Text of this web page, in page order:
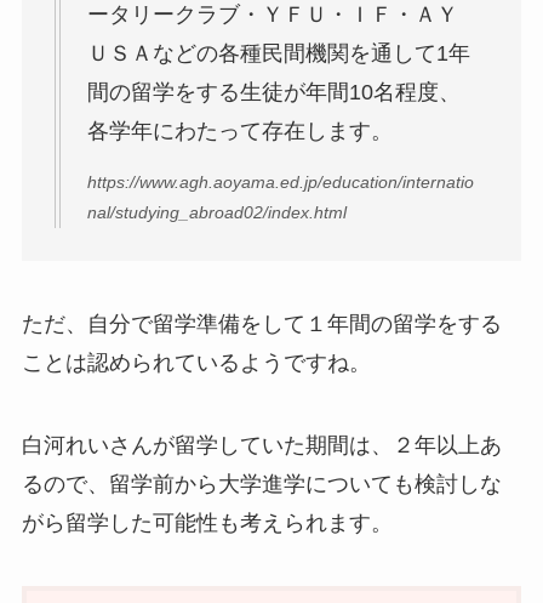
ータリークラブ・ＹＦＵ・ＩＦ・ＡＹ
ＵＳＡなどの各種民間機関を通して1年
間の留学をする生徒が年間10名程度、
各学年にわたって存在します。
https://www.agh.aoyama.ed.jp/education/internatio
nal/studying_abroad02/index.html
ただ、自分で留学準備をして１年間の留学をする
ことは認められているようですね。
白河れいさんが留学していた期間は、２年以上あ
るので、留学前から大学進学についても検討しな
がら留学した可能性も考えられます。